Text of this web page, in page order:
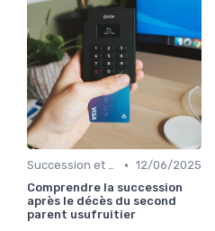
Succession et Transmission de Patrimoine • 12/06/2025
Comprendre la succession
après le décès du second
parent usufruitier